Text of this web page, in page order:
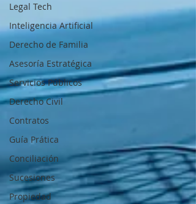
Legal Tech
Inteligencia Artificial
Derecho de Familia
Asesoría Estratégica
Servicios Públicos
Derecho Civil
Contratos
Guía Prática
Conciliación
Sucesiones
Propiedad